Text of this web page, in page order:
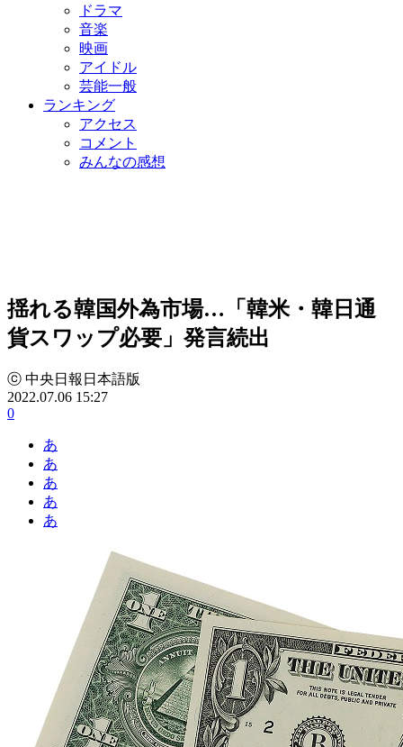
ドラマ
音楽
映画
アイドル
芸能一般
ランキング
アクセス
コメント
みんなの感想
揺れる韓国外為市場…「韓米・韓日通
貨スワップ必要」発言続出
ⓒ 中央日報日本語版
2022.07.06 15:27
0
あ
あ
あ
あ
あ